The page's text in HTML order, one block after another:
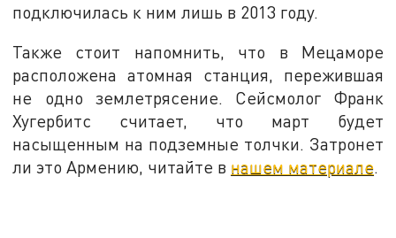
подключилась к ним лишь в 2013 году.
Также стоит напомнить, что в Мецаморе
расположена атомная станция, пережившая
не одно землетрясение. Сейсмолог Франк
Хугербитс считает, что март будет
насыщенным на подземные толчки. Затронет
ли это Армению, читайте в нашем материале.